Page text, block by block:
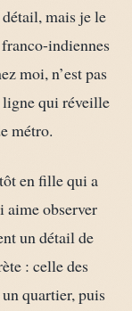
mais je le
indiennes
moi, n’est pas
ligne qui réveille
métro.
en fille qui a
aime observer
un détail de
: celle des
quartier, puis